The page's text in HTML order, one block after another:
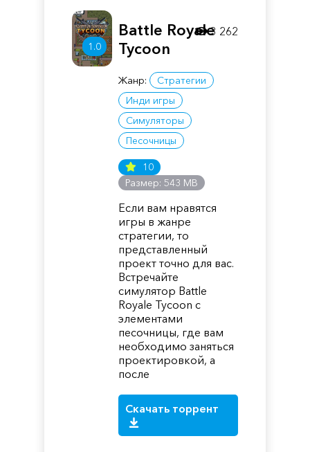
1.0
Battle Royale
Tycoon
Жанр:
Стратегии
Инди игры
Симуляторы
Песочницы
10
Размер: 543 MB
Если вам нравятся
игры в жанре
стратегии, то
представленный
проект точно для вас.
Встречайте
симулятор Battle
Royale Tycoon с
элементами
песочницы, где вам
необходимо заняться
проектировкой, а
после
Скачать торрент
3 262